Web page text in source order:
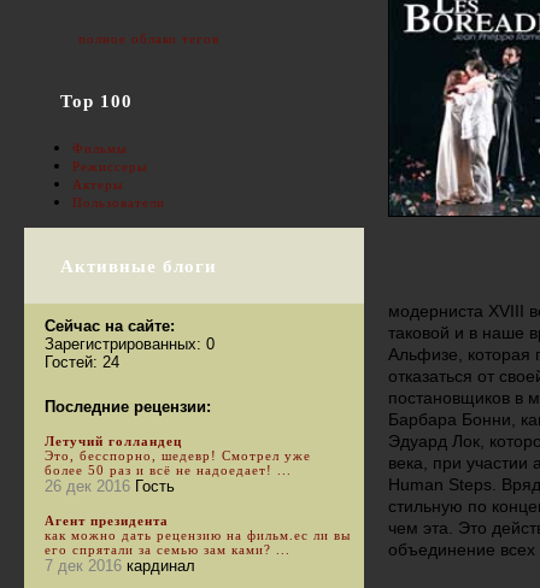
модерниста XVIII
таковой и в наше
Альфизе, которая
отказаться от
постановщиков в
Барбара Бонни,
Эдуард Лок,
века, при участии
Human Steps.
стильную по
чем эта. Это
объединение всех
полное облако тегов
Top 100
Фильмы
Режиссеры
Актеры
Пользователи
Активные блоги
Сейчас на сайте:
Зарегистрированных: 0
Гостей: 24
Последние рецензии:
Летучий голландец
Это, бесспорно, шедевр! Смотрел уже
более 50 раз и всё не надоедает! ...
26 дек 2016 Гость
Агент президента
как можно дать рецензию на фильм.ес ли вы
его спрятали за семью зам ками? ...
7 дек 2016 кардинал